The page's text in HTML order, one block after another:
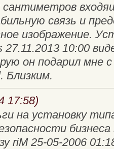
связь и
изображение.
27.11.2013 10:00
он подарил мне
Близким.
17:58)
на установку
riM 25-05-2006